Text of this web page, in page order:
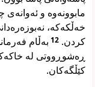
مابوونەوە و
خەڵکەکە،
کردن. 12 بەڵام
ڕەشوڕووتی لە
کێڵگەکان.